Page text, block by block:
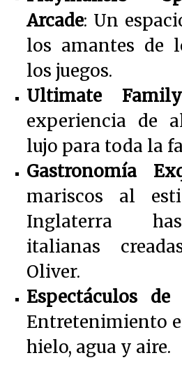
Arcade: Un
los amantes de
los juegos.
Ultimate
experiencia de
lujo para toda la
Gastronomía
mariscos al
Inglaterra
italianas
Oliver.
Espectáculos
Entretenimiento
hielo, agua y aire.